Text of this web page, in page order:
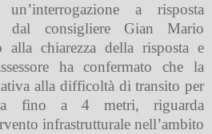
a risposta
dal consigliere Gian Mario
alla chiarezza della risposta e
ha confermato che la
alla difficoltà di transito per
fino a 4 metri, riguarda
infrastrutturale nell’ambito